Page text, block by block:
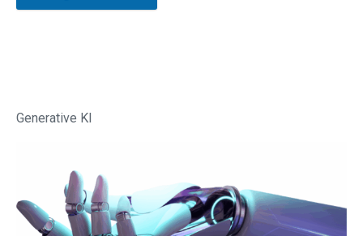
Generative KI